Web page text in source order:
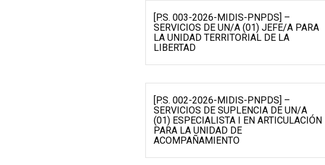
[P.S. 003-2026-MIDIS-PNPDS] –
SERVICIOS DE UN/A (01) JEFE/A PARA
LA UNIDAD TERRITORIAL DE LA
LIBERTAD
[P.S. 002-2026-MIDIS-PNPDS] –
SERVICIOS DE SUPLENCIA DE UN/A
(01) ESPECIALISTA I EN ARTICULACIÓN
PARA LA UNIDAD DE
ACOMPAÑAMIENTO